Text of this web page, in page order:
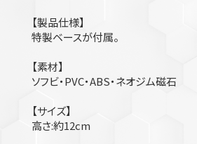
【製品仕様】
特製ベースが付属。
【素材】
ソフビ・PVC・ABS・ネオジム磁石
【サイズ】
高さ:約12cm